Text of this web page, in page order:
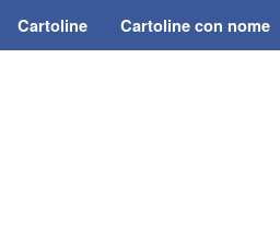
Cartoline Cartoline con nome